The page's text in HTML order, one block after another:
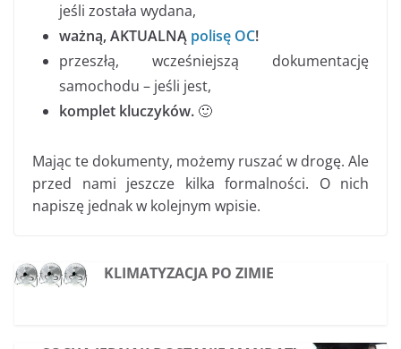
jeśli została wydana,
ważną, AKTUALNĄ polisę OC!
przeszłą, wcześniejszą dokumentację
samochodu – jeśli jest,
komplet kluczyków. 🙂
Mając te dokumenty, możemy ruszać w drogę. Ale
przed nami jeszcze kilka formalności. O nich
napiszę jednak w kolejnym wpisie.
KLIMATYZACJA PO ZIMIE